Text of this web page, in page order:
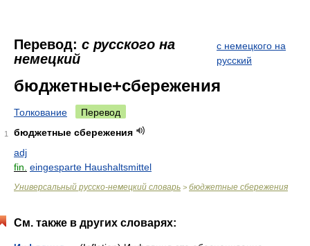
Перевод: с русского на
немецкий
с немецкого на
русский
бюджетные+сбережения
Толкование Перевод
1
бюджетные сбережения
adj
fin. eingesparte Haushaltsmittel
Универсальный русско-немецкий словарь > бюджетные сбережения
См. также в других словарях: